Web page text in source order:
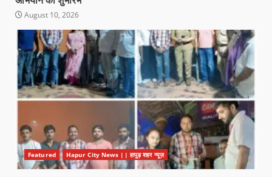
August 10, 2026
Featured Hapur City News || हापुड़ शहर न्यूज़